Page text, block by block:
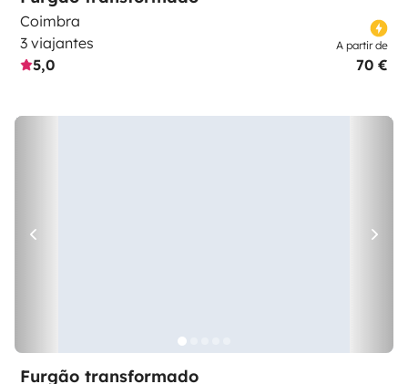
Coimbra
3 viajantes
5,0
A partir de
70 €
Furgão transformado